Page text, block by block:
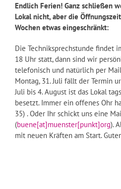
Endlich Ferien! Ganz schließen
Lokal nicht, aber die
Wochen etwas eingeschränkt:
Die Techniksprechstunde findet
18 Uhr statt, dann sind wir
telefonisch und natürlich per
Montag, 31. Juli fällt der Termin
Juli bis 4. August ist das Lokal
besetzt. Immer ein offenes Ohr
35) . Oder Ihr schickt uns eine
(buene[at]muenster[punkt]org).
mit neuen Kräften am Start.